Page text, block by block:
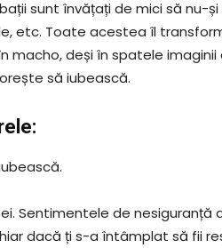
sunt învățați de mici să nu-
etc. Toate acestea îl
deși în spatele imaginii
să iubească.
Sentimentele de nesiguranță
dacă ți s-a întâmplat să fii